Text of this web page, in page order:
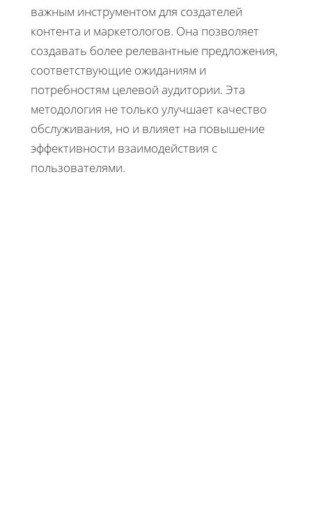
важным инструментом для создателей
контента и маркетологов. Она позволяет
создавать более релевантные предложения,
соответствующие ожиданиям и
потребностям целевой аудитории. Эта
методология не только улучшает качество
обслуживания, но и влияет на повышение
эффективности взаимодействия с
пользователями.